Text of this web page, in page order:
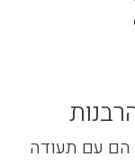
הם עם תעודה